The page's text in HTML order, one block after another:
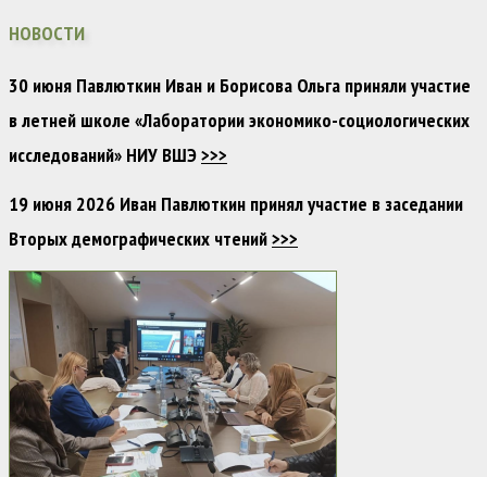
НОВОСТИ
30 июня Павлюткин Иван и Борисова Ольга приняли участие
в летней школе «Лаборатории экономико-социологических
исследований» НИУ ВШЭ>>>
19 июня 2026 Иван Павлюткин принял участие в заседании
Вторых демографических чтений>>>